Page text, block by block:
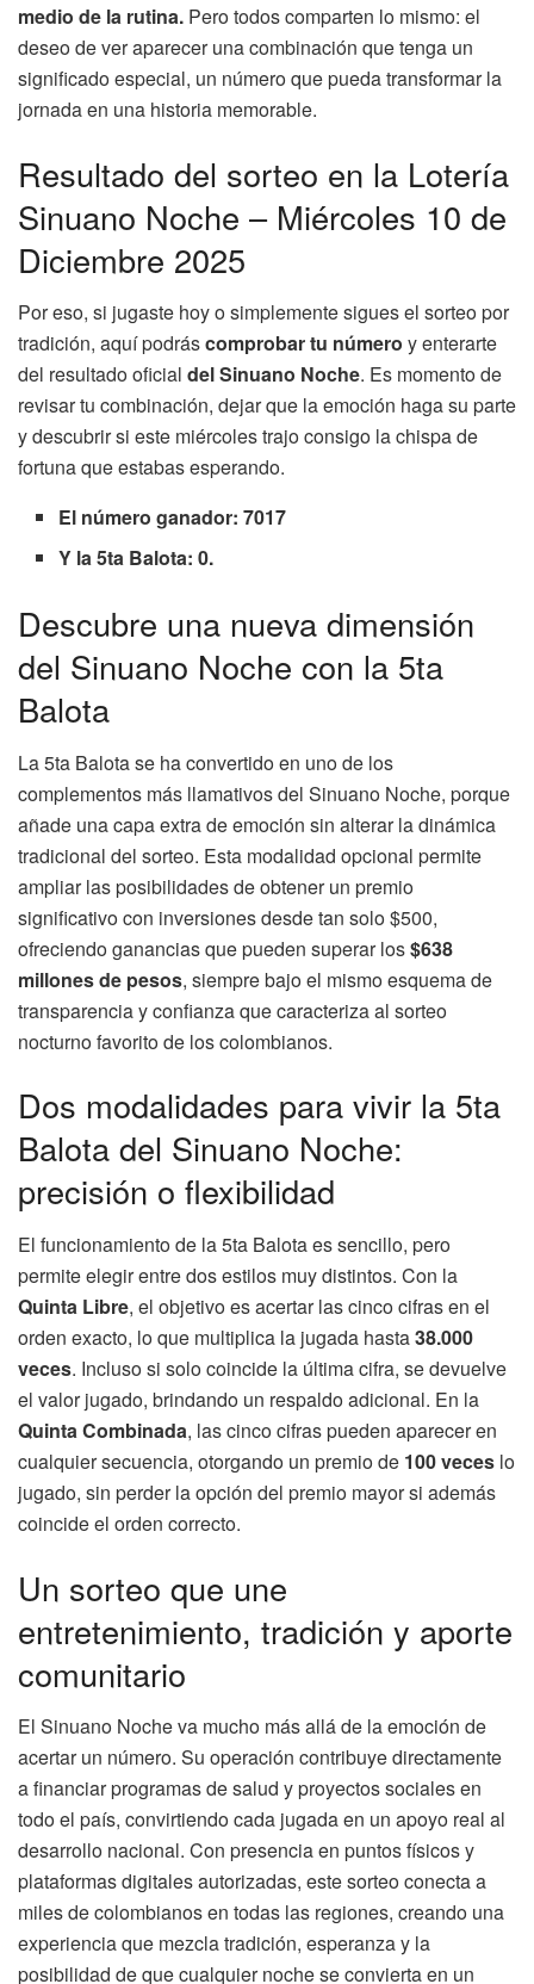
medio de la rutina. Pero todos comparten lo mismo: el
deseo de ver aparecer una combinación que tenga un
significado especial, un número que pueda transformar la
jornada en una historia memorable.
Resultado del sorteo en la Lotería
Sinuano Noche – Miércoles 10 de
Diciembre 2025
Por eso, si jugaste hoy o simplemente sigues el sorteo por
tradición, aquí podráscomprobar tu número y enterarte
del resultado oficial del Sinuano Noche. Es momento de
revisar tu combinación, dejar que la emoción haga su parte
y descubrir si este miércoles trajo consigo la chispa de
fortuna que estabas esperando.
El número ganador: 7017
Y la 5ta Balota: 0.
Descubre una nueva dimensión
del Sinuano Noche con la 5ta
Balota
La 5ta Balota se ha convertido en uno de los
complementos más llamativos del Sinuano Noche, porque
añade una capa extra de emoción sin alterar la dinámica
tradicional del sorteo. Esta modalidad opcional permite
ampliar las posibilidades de obtener un premio
significativo con inversiones desde tan solo $500,
ofreciendo ganancias que pueden superar los$638
millones de pesos, siempre bajo el mismo esquema de
transparencia y confianza que caracteriza al sorteo
nocturno favorito de los colombianos.
Dos modalidades para vivir la 5ta
Balota del Sinuano Noche:
precisión o flexibilidad
El funcionamiento de la 5ta Balota es sencillo, pero
permite elegir entre dos estilos muy distintos. Con la
Quinta Libre, el objetivo es acertar las cinco cifras en el
orden exacto, lo que multiplica la jugada hasta38.000
veces. Incluso si solo coincide la última cifra, se devuelve
el valor jugado, brindando un respaldo adicional. En la
Quinta Combinada, las cinco cifras pueden aparecer en
cualquier secuencia, otorgando un premio de 100 veces lo
jugado, sin perder la opción del premio mayor si además
coincide el orden correcto.
Un sorteo que une
entretenimiento, tradición y aporte
comunitario
El Sinuano Noche va mucho más allá de la emoción de
acertar un número. Su operación contribuye directamente
a financiar programas de salud y proyectos sociales en
todo el país, convirtiendo cada jugada en un apoyo real al
desarrollo nacional. Con presencia en puntos físicos y
plataformas digitales autorizadas, este sorteo conecta a
miles de colombianos en todas las regiones, creando una
experiencia que mezcla tradición, esperanza y la
posibilidad de que cualquier noche se convierta en un